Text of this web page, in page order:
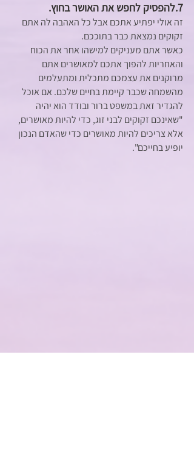
7.להפסיק לחפש את האושר בחוץ.
זה אולי יפתיע אתכם אבל כל האהבה לה אתם
זקוקים נמצאת כבר בתוככם.
כאשר אתם מעניקים למישהו אחר את הכוח
והאחריות להפוך אתכם למאושרים אתם
מרוקנים את עצמכם מתכלית ומתעלמים
מהשמחה שכבר קיימת בחיים שלכם. אם אוכל
להגדיר זאת במשפט ברור ובודד הוא יהיה
"שאינכם זקוקים לבני זוג, כדי להיות מאושרים,
אלא צריכים להיות מאושרים כדי שהאדם הנכון
יופיע בחייכם".